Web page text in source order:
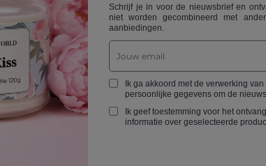
nodig? Heb je nog vragen?
zullen onmiddellijk antwoorden en de meest
en antwoorden voor anderen publiceren.
Schrijf je in voor de nieuwsbrief en
niet worden gecombineerd met
aanbiedingen.
Ik ga akkoord met de verwerking
persoonlijke gegevens om de
Ik geef toestemming voor het
informatie over geselecteerde